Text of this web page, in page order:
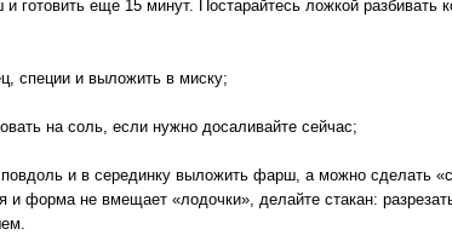
еще 15 минут. Постарайтесь ложкой разбивать
специи и выложить в миску;
на соль, если нужно досаливайте сейчас;
и в серединку выложить фарш, а можно сделать
форма не вмещает «лодочки», делайте стакан: разрезать